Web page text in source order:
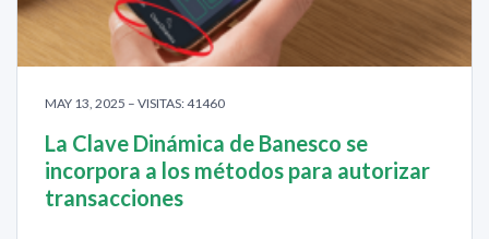
MAY 13, 2025 – VISITAS: 41460
La Clave Dinámica de Banesco se
incorpora a los métodos para autorizar
transacciones